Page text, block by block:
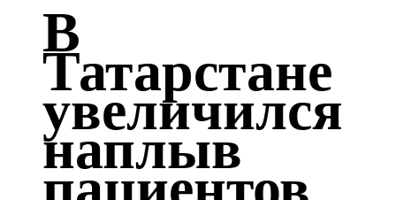
Кадыбаш
105,2 FM
Казан
91,5 FM
Кайбыч
В
Татарстане
увеличился
наплыв